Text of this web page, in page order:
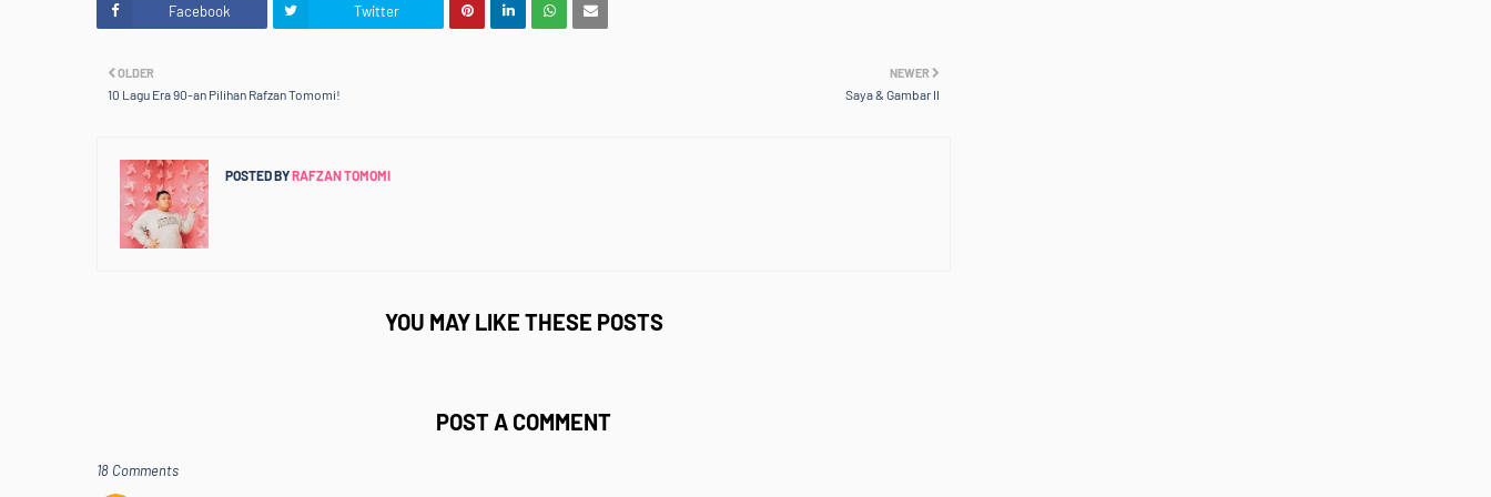
Facebook Twitter
NEWER
Saya & Gambar II
OLDER
10 Lagu Era 90-an Pilihan Rafzan Tomomi!
POSTED BYRAFZAN TOMOMI
YOU MAY LIKE THESE POSTS
POST A COMMENT
18 Comments